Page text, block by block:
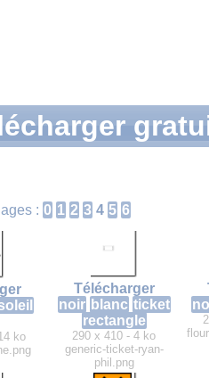
: 0 1 2 3 4 5 6
ko
Télécharger
noir blanc ticket
rectangle
290 x 410 - 4 ko
generic-ticket-ryan-
phil.png